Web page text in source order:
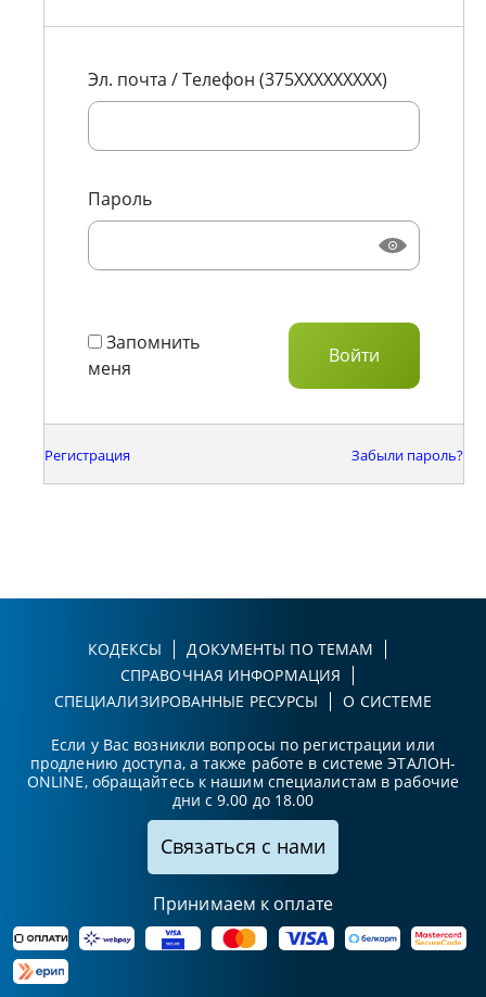
Эл. почта / Телефон (375XXXXXXXXX)
Пароль
Запомнить
меня
Регистрация Забыли пароль?
КОДЕКСЫ
ДОКУМЕНТЫ ПО ТЕМАМ
СПРАВОЧНАЯ ИНФОРМАЦИЯ
СПЕЦИАЛИЗИРОВАННЫЕ РЕСУРСЫ
О СИСТЕМЕ
Если у Вас возникли вопросы по регистрации или
продлению доступа, а также работе в системе ЭТАЛОН-
ONLINE, обращайтесь к нашим специалистам в рабочие
дни с 9.00 до 18.00
Связаться с нами
Принимаем к оплате